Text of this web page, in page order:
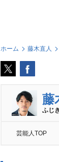
ホーム 藤木直人
藤
ふじ
芸能人TOP